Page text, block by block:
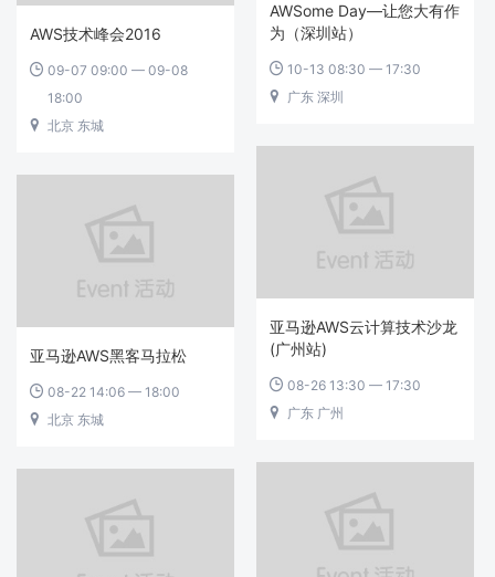
AWSome Day—让您大有作
为（深圳站）
 10-13 08:30 — 17:30
 广东 深圳
AWS技术峰会2016
 09-07 09:00 — 09-08
18:00
 北京 东城
亚马逊AWS云计算技术沙龙
(广州站)
 08-26 13:30 — 17:30
 广东 广州
亚马逊AWS黑客马拉松
 08-22 14:06 — 18:00
 北京 东城